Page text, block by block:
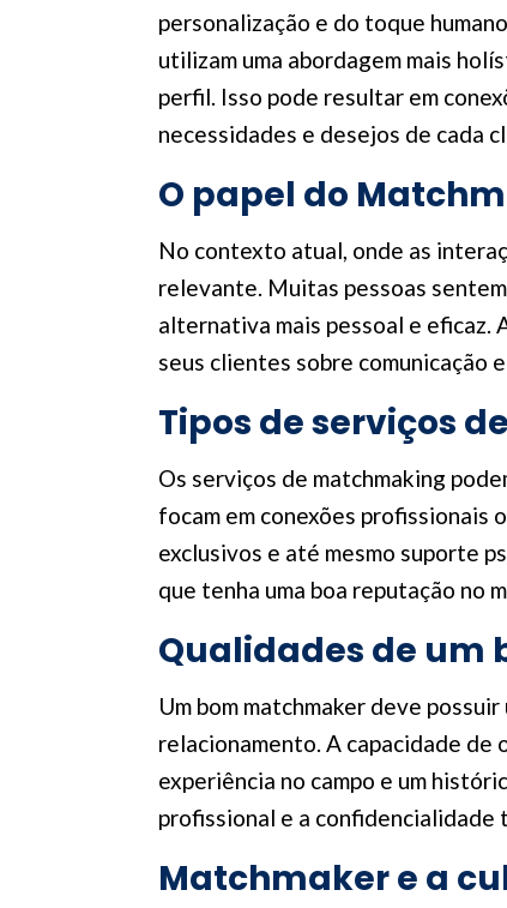
personalização e do toque
utilizam uma abordagem mais
perfil. Isso pode resultar em
necessidades e desejos de cada
O papel do
No contexto atual, onde as
relevante. Muitas pessoas
alternativa mais pessoal e eficaz.
seus clientes sobre comunicação
Tipos de serviços
Os serviços de matchmaking
focam em conexões profissionais
exclusivos e até mesmo suporte
que tenha uma boa reputação no
Qualidades de um
Um bom matchmaker deve
relacionamento. A capacidade de
experiência no campo e um
profissional e a confidencialidade
Matchmaker e a